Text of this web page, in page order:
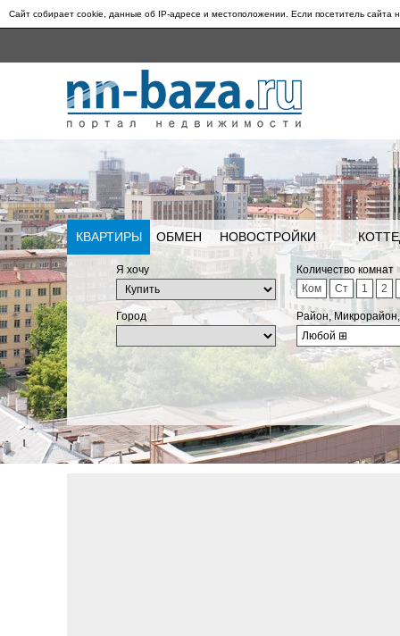
Сайт собирает cookie, данные об IP-адресе и местоположении. Если посетитель сайта
КВАРТИРЫ ОБМЕН НОВОСТРОЙКИ
Я хочу
Количество комнат
Ком
Ст 1 2
Город
Район,
Любой ⊞